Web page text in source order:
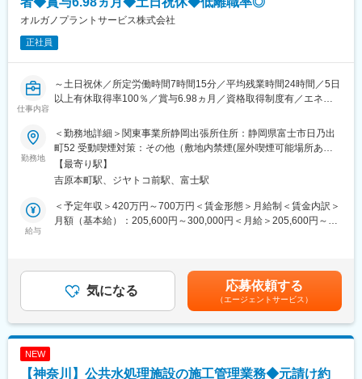
■想定されるキャリアパス
■企業の特徴/魅力
康経営優良法人認定。社員の働きやすさと成長を両立する職場で
す。
変更の範囲：会社の定める業務
す。
躍を期待しています。
・管理営業G／技術G／開発技術Gのいずれかのグループに配属予
定です
・人数：24名 管理営業G（11名）／技術G（7名）／開発技術
（5名）
・年齢：60代1名、50代11名、40代2名、30代7名、20代3名
明るく働きやすい職場環境を全員参加で作っていくことを目標
に、社員一丸となって取り組んでいます。
■当社について：
オルガノプラントサービス株式会社
正社員
仕事内容
～土日祝休／所定労働時間7時間15分／平均残業時間24時間／5日
以上有休取得率100％／賞与6.98ヵ月／資格取得制度有／エネル
■業務内容：※変更の範囲：当社業務全般
水処理プラントのメンテナンス工事に係る施工管理を担当。主に
オルガノが納入した大規模水処理プラントを扱います。
顧客は半導体、液晶等を製造する電子メーカーや医薬品メーカ
ー、食品メーカー等です。
※メンテナンス自体は協力会社様に対応頂いております。
安全に作業を頂けるよう、作業の監督を頂くことがミッションで
離職率も低く定年まで働く社員も多数在籍しており、業界平均に
比べ長いため、働きやすい環境が整っています。
ご経験を活かし、ワークライフバランスを整え安定して働きたい
勤務地
＜勤務地詳細＞関東事業所静岡出張所住所：静岡県富士市日乃出
町52 受動喫煙対策：その他（敷地内禁煙(屋外喫煙可能場所あ
り)）変更の範囲：全国の当社拠点
【最寄り駅】
吉原本町駅、ジヤトコ前駅、富士駅
給与
＜予定年収＞420万円～700万円＜賃金形態＞月給制＜賃金内訳＞
月額（基本給）：205,600円～300,000円＜月給＞205,600円～
考を通じて上下する可能性があります。月給(月額)は固定手当を含
めた表記です。
気になる 応募依頼する
（エージェントサービス）
NEW
【神奈川】公共水処理施設の施工管理業務◆元請け約